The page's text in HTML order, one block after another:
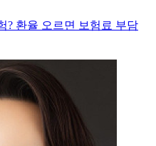
? 환율 오르면 보험료 부담